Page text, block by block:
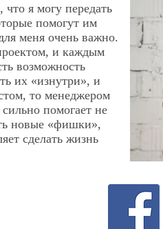
я могу передать
помогут им
меня очень важно.
и каждым
возможность
их «изнутри», и
то менеджером
помогает не
новые «фишки»,
сделать жизнь